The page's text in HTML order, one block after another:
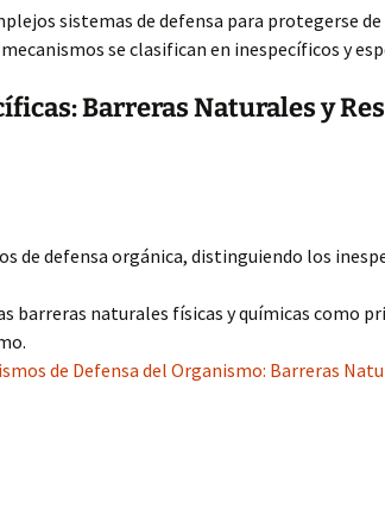
sistemas de defensa para protegerse
se clasifican en inespecíficos y
Barreras Naturales y
de defensa orgánica, distinguiendo los
barreras naturales físicas y químicas como
de Defensa del Organismo: Barreras